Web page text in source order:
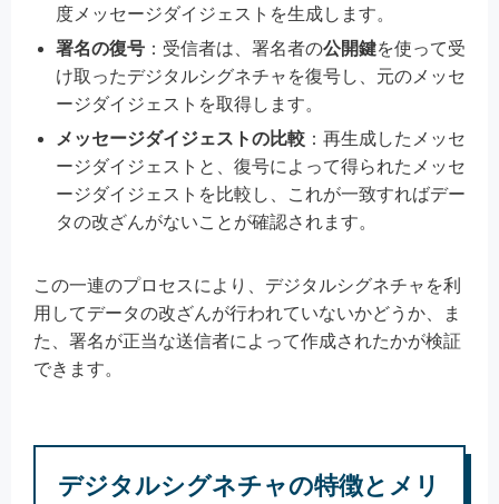
度メッセージダイジェストを生成します。
署名の復号 ：受信者は、署名者の公開鍵を使って受
け取ったデジタルシグネチャを復号し、元のメッセ
ージダイジェストを取得します。
メッセージダイジェストの比較 ：再生成したメッセ
ージダイジェストと、復号によって得られたメッセ
ージダイジェストを比較し、これが一致すればデー
タの改ざんがないことが確認されます。
この一連のプロセスにより、デジタルシグネチャを利
用してデータの改ざんが行われていないかどうか、ま
た、署名が正当な送信者によって作成されたかが検証
できます。
デジタルシグネチャの特徴とメリ